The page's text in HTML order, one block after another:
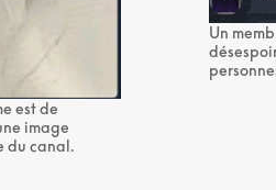
est de
image
du canal.
Un